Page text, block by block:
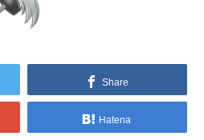
Share
Hatena